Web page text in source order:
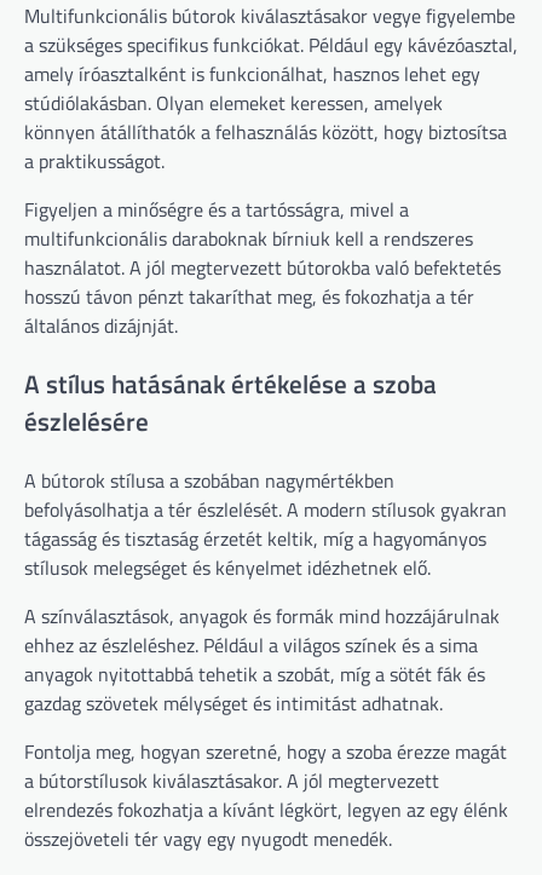
Multifunkcionális bútorok kiválasztásakor vegye figyelembe
a szükséges specifikus funkciókat. Például egy kávézóasztal,
amely íróasztalként is funkcionálhat, hasznos lehet egy
stúdiólakásban. Olyan elemeket keressen, amelyek
könnyen átállíthatók a felhasználás között, hogy biztosítsa
a praktikusságot.
Figyeljen a minőségre és a tartósságra, mivel a
multifunkcionális daraboknak bírniuk kell a rendszeres
használatot. A jól megtervezett bútorokba való befektetés
hosszú távon pénzt takaríthat meg, és fokozhatja a tér
általános dizájnját.
A stílus hatásának értékelése a szoba
észlelésére
A bútorok stílusa a szobában nagymértékben
befolyásolhatja a tér észlelését. A modern stílusok gyakran
tágasság és tisztaság érzetét keltik, míg a hagyományos
stílusok melegséget és kényelmet idézhetnek elő.
A színválasztások, anyagok és formák mind hozzájárulnak
ehhez az észleléshez. Például a világos színek és a sima
anyagok nyitottabbá tehetik a szobát, míg a sötét fák és
gazdag szövetek mélységet és intimitást adhatnak.
Fontolja meg, hogyan szeretné, hogy a szoba érezze magát
a bútorstílusok kiválasztásakor. A jól megtervezett
elrendezés fokozhatja a kívánt légkört, legyen az egy élénk
összejöveteli tér vagy egy nyugodt menedék.